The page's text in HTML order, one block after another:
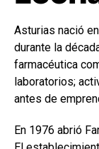
Asturias nació
durante la
farmacéutica
laboratorios;
antes de
En 1976 abrió